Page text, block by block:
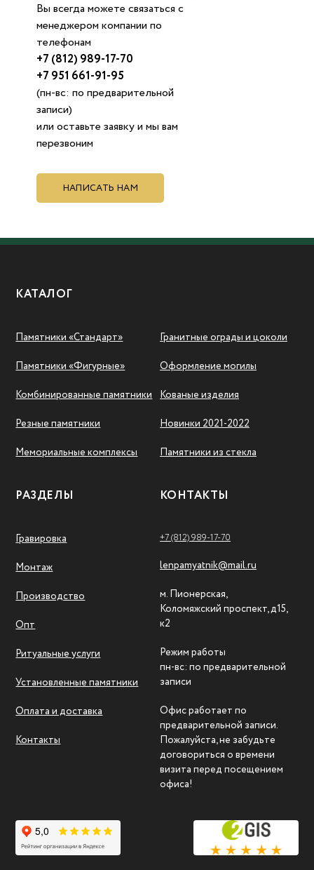
Вы всегда можете связаться с
менеджером компании по
телефонам
+7 (812) 989-17-70
+7 951 661-91-95
(пн-вс: по предварительной
записи)
или оставьте заявку и мы вам
перезвоним
НАПИСАТЬ НАМ
КАТАЛОГ
Памятники «Стандарт»
Памятники «Фигурные»
Комбинированные памятники
Резные памятники
Мемориальные комплексы
Гранитные ограды и цоколи
Оформление могилы
Кованые изделия
Новинки 2021-2022
Памятники из стекла
РАЗДЕЛЫ
Гравировка
Монтаж
Производство
Опт
Ритуальные услуги
Установленные памятники
Оплата и доставка
Контакты
КОНТАКТЫ
+7 (812) 989-17-70
lenpamyatnik@mail.ru
м. Пионерская,
Коломяжский проспект, д15,
к2
Режим работы
пн-вс: по предварительной
записи
Офис работает по
предварительной записи.
Пожалуйста, не забудьте
договориться о времени
визита перед посещением
офиса!